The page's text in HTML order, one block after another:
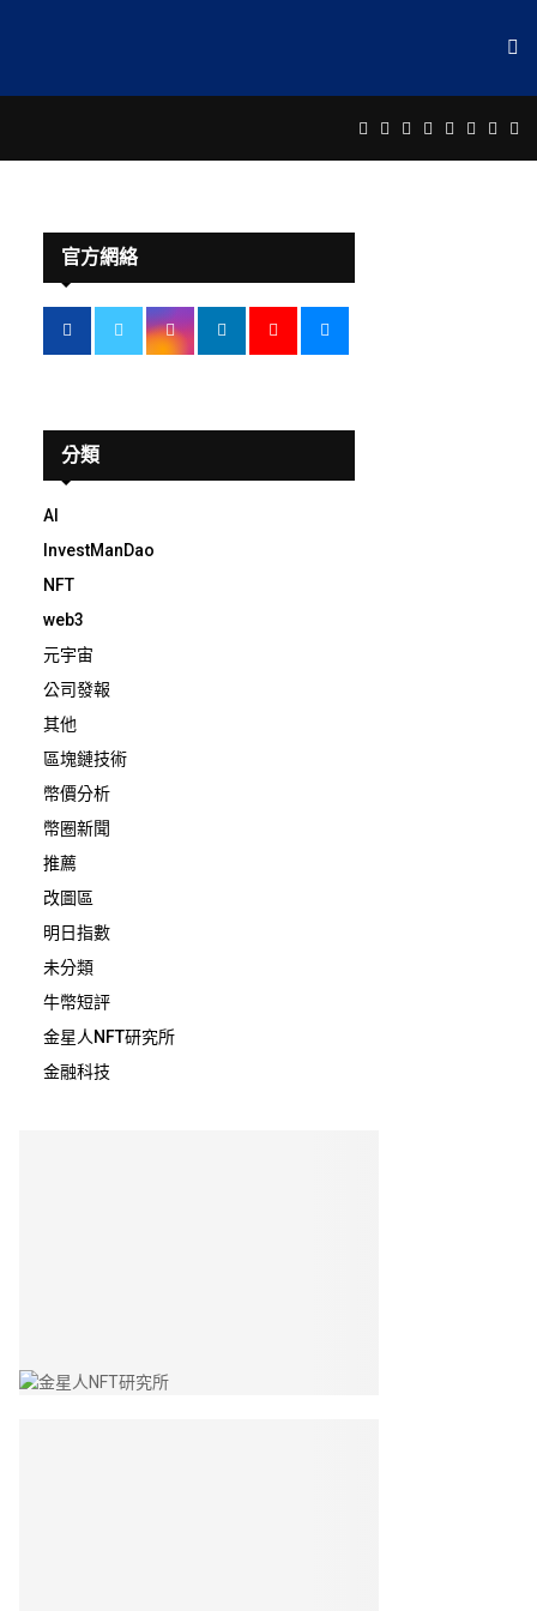
Facebook
TwitterInstagram
Linkedin
Youtube
Email
Rss
官方網絡
分類
AI
InvestManDao
NFT
web3
元宇宙
公司發報
其他
區塊鏈技術
幣價分析
幣圈新聞
推薦
改圖區
明日指數
未分類
牛幣短評
金星人NFT研究所
金融科技